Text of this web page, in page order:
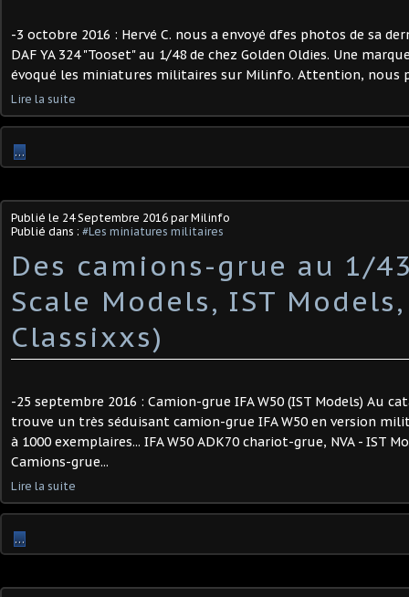
-3 octobre 2016 : Hervé C. nous a envoyé dfes photos de sa
DAF YA 324 "Tooset" au 1/48 de chez Golden Oldies. Une
évoqué les miniatures militaires sur Milinfo. Attention, nous
Lire la suite
…
Publié le 24 Septembre 2016 par Milinfo
Publié dans : #Les miniatures militaires
Des camions-grue au 1/
Scale Models, IST
Classixxs)
-25 septembre 2016 : Camion-grue IFA W50 (IST Models) Au
trouve un très séduisant camion-grue IFA W50 en version
à 1000 exemplaires... IFA W50 ADK70 chariot-grue, NVA - IST
Camions-grue...
Lire la suite
…